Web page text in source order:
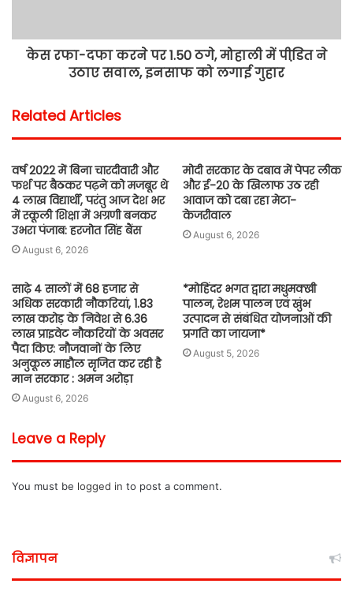
केस रफा-दफा करने पर 1.50 ठगे, मोहाली में पीडि़त ने
उठाए सवाल, इनसाफ को लगाई गुहार
Related Articles
वर्ष 2022 में बिना चारदीवारी और
फर्श पर बैठकर पढ़ने को मजबूर थे
4 लाख विद्यार्थी, परंतु आज देश भर
में स्कूली शिक्षा में अग्रणी बनकर
उभरा पंजाब: हरजोत सिंह बैंस
August 6, 2026
मोदी सरकार के दबाव में पेपर लीक
और ई-20 के खिलाफ उठ रही
आवाज को दबा रहा मेटा-
केजरीवाल
August 6, 2026
साढ़े 4 सालों में 68 हजार से
अधिक सरकारी नौकरियां, 1.83
लाख करोड़ के निवेश से 6.36
लाख प्राइवेट नौकरियों के अवसर
पैदा किए: नौजवानों के लिए
अनुकूल माहौल सृजित कर रही है
मान सरकार : अमन अरोड़ा
August 6, 2026
*मोहिंदर भगत द्वारा मधुमक्खी
पालन, रेशम पालन एवं खुंभ
उत्पादन से संबंधित योजनाओं की
प्रगति का जायजा*
August 5, 2026
Leave a Reply
You must be logged in to post a comment.
विज्ञापन